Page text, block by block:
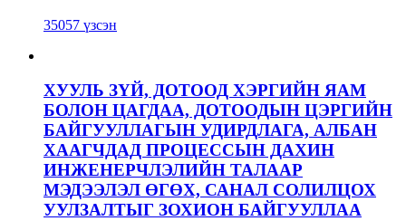
35057 үзсэн
ХУУЛЬ ЗҮЙ, ДОТООД ХЭРГИЙН ЯАМ
БОЛОН ЦАГДАА, ДОТООДЫН ЦЭРГИЙН
БАЙГУУЛЛАГЫН УДИРДЛАГА, АЛБАН
ХААГЧДАД ПРОЦЕССЫН ДАХИН
ИНЖЕНЕРЧЛЭЛИЙН ТАЛААР
МЭДЭЭЛЭЛ ӨГӨХ, САНАЛ СОЛИЛЦОХ
УУЛЗАЛТЫГ ЗОХИОН БАЙГУУЛЛАА